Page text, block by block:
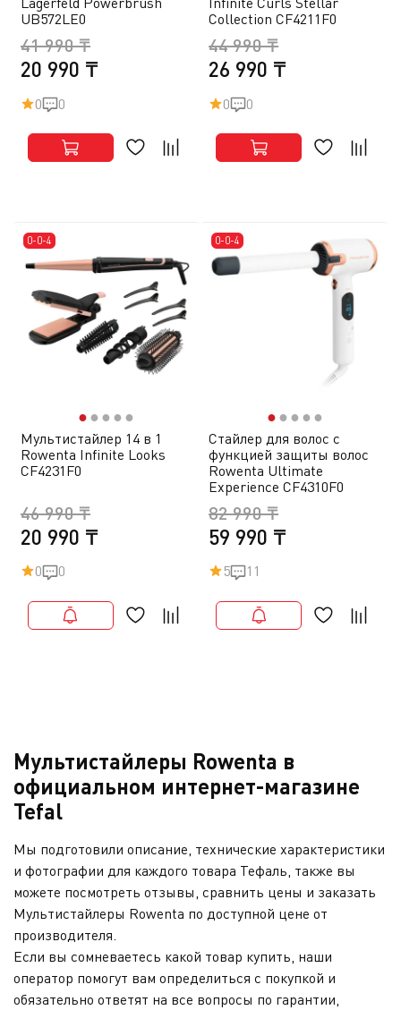
UB572LE0
20 990 ₸
41 990 ₸
0 0
Collection CF4211F0
26 990 ₸
44 990 ₸
0 0
0-0-4
●● ● ● ●
Мультистайлер 14 в 1
Rowenta Infinite Looks
CF4231F0
20 990 ₸
46 990 ₸
0 0
0-0-4
●● ● ● ●
Стайлер для волос с
функцией защиты волос
Rowenta Ultimate
Experience CF4310F0
59 990 ₸
82 990 ₸
5 11
Мультистайлеры Rowenta в
официальном интернет-магазине
Tefal
Мы подготовили описание, технические характеристики
и фотографии для каждого товара Тефаль, также вы
можете посмотреть отзывы, сравнить цены и заказать
Мультистайлеры Rowenta по доступной цене от
производителя.
Если вы сомневаетесь какой товар купить, наши
оператор помогут вам определиться с покупкой и
обязательно ответят на все вопросы по гарантии,